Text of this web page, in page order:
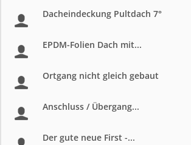
Dacheindeckung Pultdach 7°
EPDM-Folien Dach mit...
Ortgang nicht gleich gebaut
Anschluss / Übergang...
Der gute neue First -...